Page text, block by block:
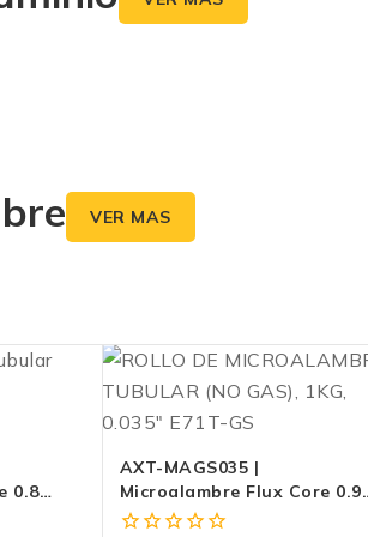
VER MAS
0.8
AXT-MAGS035 |
Microalambre Flux Core 0.9
Mm (0.035”) SIN GAS – 1.0 Kg